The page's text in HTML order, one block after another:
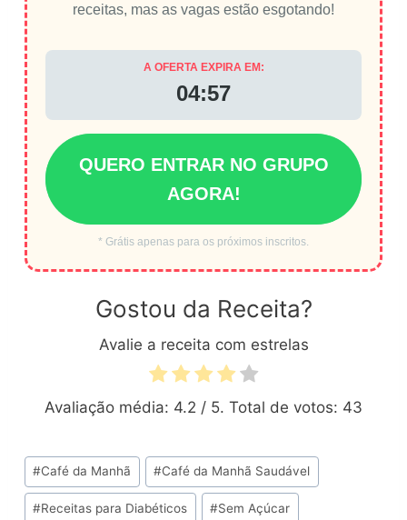
receitas, mas as vagas estão esgotando!
A OFERTA EXPIRA EM:
04:56
QUERO ENTRAR NO GRUPO
AGORA!
* Grátis apenas para os próximos inscritos.
Gostou da Receita?
Avalie a receita com estrelas
Avaliação média: 4.2 / 5. Total de votos: 43
Tags
do
Post:
#Café da Manhã #Café da Manhã Saudável
#Receitas para Diabéticos #Sem Açúcar